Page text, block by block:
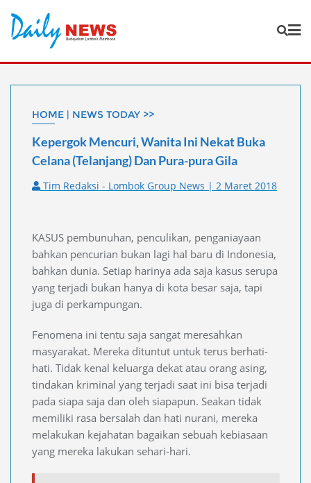
content
HOME | NEWS TODAY >>
Kepergok Mencuri, Wanita Ini Nekat Buka
Celana (Telanjang) Dan Pura-pura Gila
Tim Redaksi - Lombok Group News | 2 Maret 2018
KASUS pembunuhan, penculikan, penganiayaan
bahkan pencurian bukan lagi hal baru di Indonesia,
bahkan dunia. Setiap harinya ada saja kasus serupa
yang terjadi bukan hanya di kota besar saja, tapi
juga di perkampungan.
Fenomena ini tentu saja sangat meresahkan
masyarakat. Mereka dituntut untuk terus berhati-
hati. Tidak kenal keluarga dekat atau orang asing,
tindakan kriminal yang terjadi saat ini bisa terjadi
pada siapa saja dan oleh siapapun. Seakan tidak
memiliki rasa bersalah dan hati nurani, mereka
melakukan kejahatan bagaikan sebuah kebiasaan
yang mereka lakukan sehari-hari.